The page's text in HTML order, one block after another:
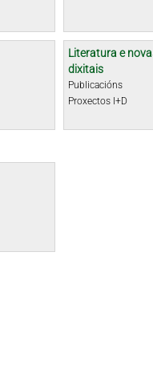
Literatura e
dixitais
Publicacións
Proxectos I+D